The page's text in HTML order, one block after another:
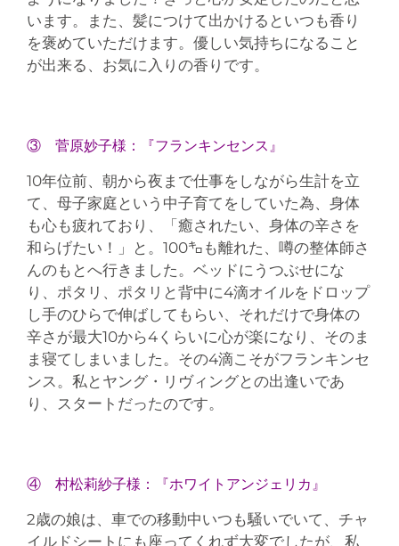
います。また、髪につけて出かけるといつも香り
を褒めていただけます。優しい気持ちになること
が出来る、お気に入りの香りです。
③ 菅原妙子様：『フランキンセンス』
10年位前、朝から夜まで仕事をしながら生計を立
て、母子家庭という中子育てをしていた為、身体
も心も疲れており、「癒されたい、身体の辛さを
和らげたい！」と。100㌔も離れた、噂の整体師さ
んのもとへ行きました。ベッドにうつぶせにな
り、ポタリ、ポタリと背中に4滴オイルをドロップ
し手のひらで伸ばしてもらい、それだけで身体の
辛さが最大10から4くらいに心が楽になり、そのま
ま寝てしまいました。その4滴こそがフランキンセ
ンス。私とヤング・リヴィングとの出逢いであ
り、スタートだったのです。
④ 村松莉紗子様：『ホワイトアンジェリカ』
2歳の娘は、車での移動中いつも騒いでいて、チャ
イルドシートにも座ってくれず大変でしたが、私